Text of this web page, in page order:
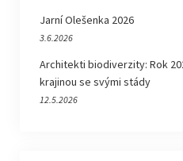
Jarní Olešenka 2026
3.6.2026
Architekti biodiverzity: Rok
krajinou se svými stády
12.5.2026